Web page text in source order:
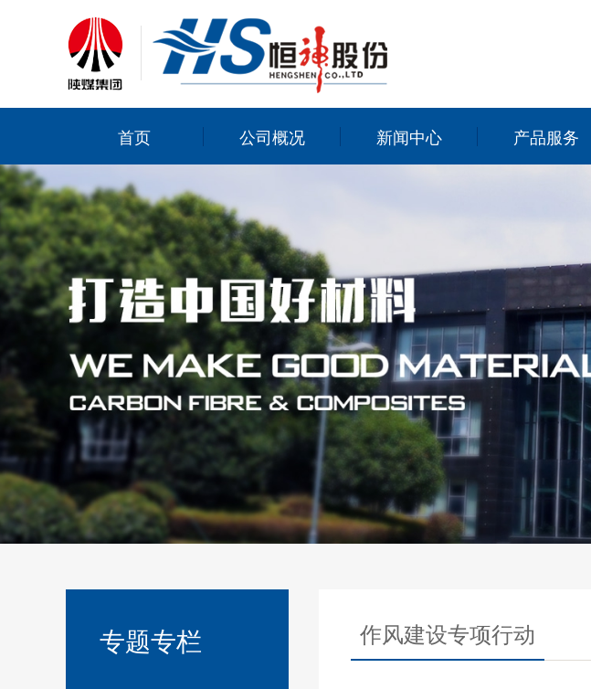
首页 公司概况 新闻中心 产品服务
专题专栏 作风建设专项行动